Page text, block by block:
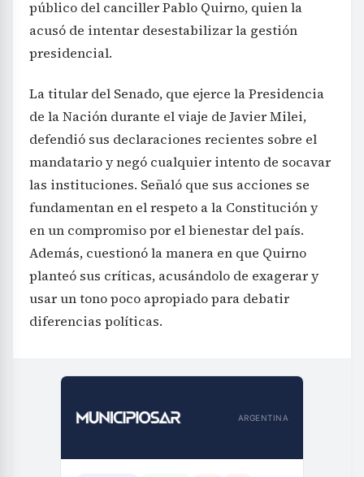
público del canciller Pablo Quirno, quien la
acusó de intentar desestabilizar la gestión
presidencial.
La titular del Senado, que ejerce la Presidencia
de la Nación durante el viaje de Javier Milei,
defendió sus declaraciones recientes sobre el
mandatario y negó cualquier intento de socavar
las instituciones. Señaló que sus acciones se
fundamentan en el respeto a la Constitución y
en un compromiso por el bienestar del país.
Además, cuestionó la manera en que Quirno
planteó sus críticas, acusándolo de exagerar y
usar un tono poco apropiado para debatir
diferencias políticas.
ARGENTINA